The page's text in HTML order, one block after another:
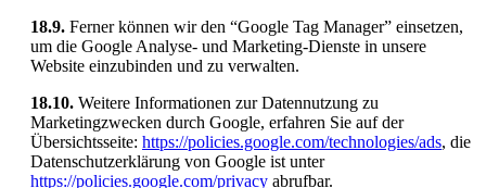
18.9. Ferner können wir den “Google Tag Manager” einsetzen,
um die Google Analyse- und Marketing-Dienste in unsere
Website einzubinden und zu verwalten.
18.10. Weitere Informationen zur Datennutzung zu
Marketingzwecken durch Google, erfahren Sie auf der
Übersichtsseite: https://policies.google.com/technologies/ads, die
Datenschutzerklärung von Google ist unter
https://policies.google.com/privacy abrufbar.